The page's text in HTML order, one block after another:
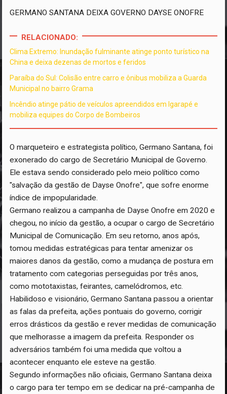
GERMANO SANTANA DEIXA GOVERNO DAYSE ONOFRE
RELACIONADO:
Clima Extremo: Inundação fulminante atinge ponto turístico na
China e deixa dezenas de mortos e feridos
Paraíba do Sul: Colisão entre carro e ônibus mobiliza a Guarda
Municipal no bairro Grama
Incêndio atinge pátio de veículos apreendidos em Igarapé e
mobiliza equipes do Corpo de Bombeiros
O marqueteiro e estrategista político, Germano Santana, foi
exonerado do cargo de Secretário Municipal de Governo.
Ele estava sendo considerado pelo meio político como
"salvação da gestão de Dayse Onofre", que sofre enorme
índice de impopularidade.
Germano realizou a campanha de Dayse Onofre em 2020 e
chegou, no início da gestão, a ocupar o cargo de Secretário
Municipal de Comunicação. Em seu retorno, anos após,
tomou medidas estratégicas para tentar amenizar os
maiores danos da gestão, como a mudança de postura em
tratamento com categorias perseguidas por três anos,
como mototaxistas, feirantes, camelódromos, etc.
Habilidoso e visionário, Germano Santana passou a orientar
as falas da prefeita, ações pontuais do governo, corrigir
erros drásticos da gestão e rever medidas de comunicação
que melhorasse a imagem da prefeita. Responder os
adversários também foi uma medida que voltou a
acontecer enquanto ele esteve na gestão.
Segundo informações não oficiais, Germano Santana deixa
o cargo para ter tempo em se dedicar na pré-campanha de